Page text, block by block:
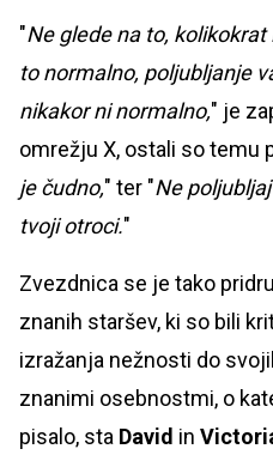
"Ne glede na to,
to normalno, poljubljanje
nikakor ni normalno," je
omrežju X, ostali so temu
je čudno," ter "Ne
tvoji otroci."
Zvezdnica se je tako
znanih staršev, ki so bili
izražanja nežnosti do
znanimi osebnostmi, o
pisalo, sta David in